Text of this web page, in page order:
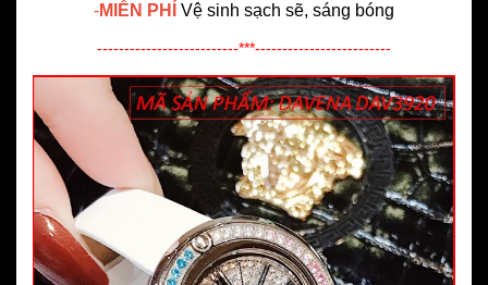
-MIỄN PHÍ Vệ sinh sạch sẽ, sáng bóng
--------------------------***-------------------------